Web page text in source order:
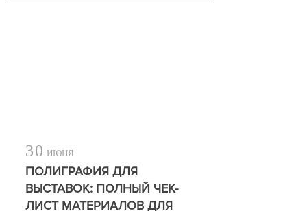
30 ИЮНЯ
ПОЛИГРАФИЯ ДЛЯ
ВЫСТАВОК: ПОЛНЫЙ ЧЕК-
ЛИСТ МАТЕРИАЛОВ ДЛЯ